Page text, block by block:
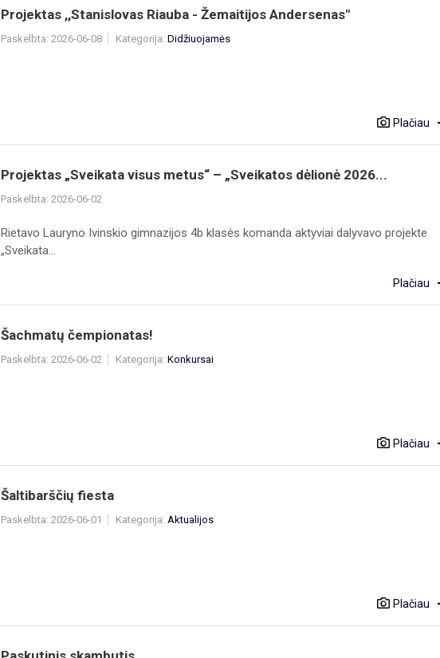
Projektas ,,Stanislovas Riauba - Žemaitijos Andersenas"
Paskelbta: 2026-06-08 Kategorija: Didžiuojamės
Plačiau
Projektas „Sveikata visus metus“ – „Sveikatos dėlionė 2026...
Paskelbta: 2026-06-02
Rietavo Lauryno Ivinskio gimnazijos 4b klasės komanda aktyviai dalyvavo projekte
„Sveikata...
Plačiau
Šachmatų čempionatas!
Paskelbta: 2026-06-02 Kategorija: Konkursai
Plačiau
Šaltibarščių fiesta
Paskelbta: 2026-06-01 Kategorija: Aktualijos
Plačiau